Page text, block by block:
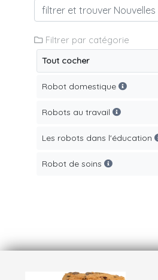
Filtrer par catégorie
Tout cocher
Robot domestique
Robots au travail
Les robots dans l'éducation
Robot de soins